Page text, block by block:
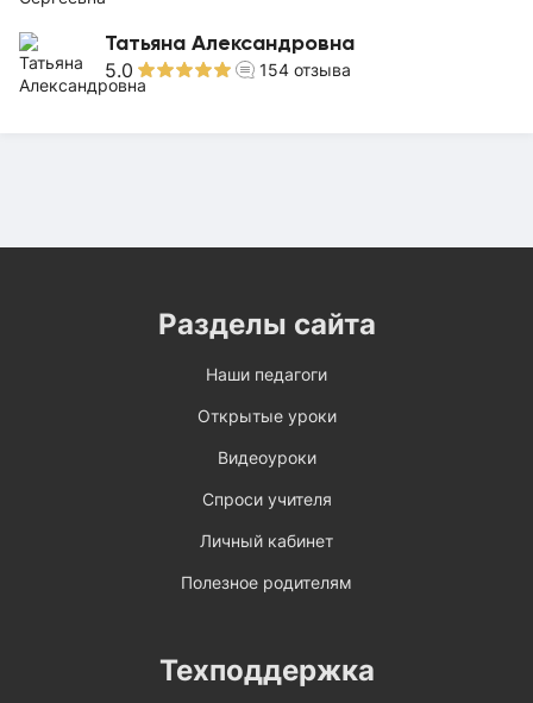
Татьяна Александровна
5.0 154 отзыва
Разделы сайта
Наши педагоги
Открытые уроки
Видеоуроки
Спроси учителя
Личный кабинет
Полезное родителям
Техподдержка